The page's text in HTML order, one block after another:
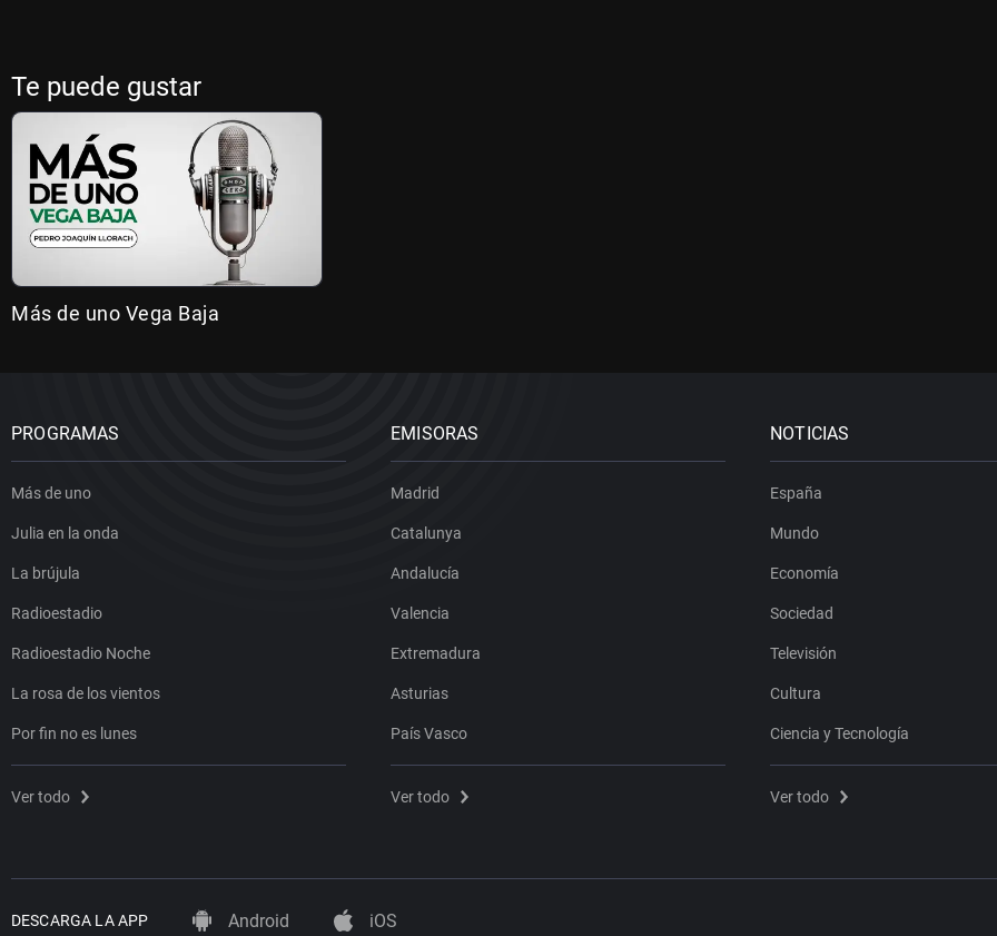
Te puede gustar
Más de uno Vega Baja
PROGRAMAS
Más de uno
Julia en la onda
La brújula
Radioestadio
Radioestadio Noche
La rosa de los vientos
Por fin no es lunes
Ver todo
EMISORAS
Madrid
Catalunya
Andalucía
Valencia
Extremadura
Asturias
País Vasco
Ver todo
NOTICIAS
España
Mundo
Economía
Sociedad
Televisión
Cultura
Ciencia y Tecnología
Ver todo
DESCARGA LA APP Android iOS